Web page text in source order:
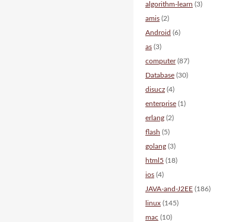
algorithm-learn (3)
amis (2)
Android (6)
as (3)
computer(87)
Database (30)
disucz (4)
enterprise (1)
erlang (2)
flash (5)
golang (3)
html5 (18)
ios (4)
JAVA-and-J2EE (186)
linux (145)
mac (10)